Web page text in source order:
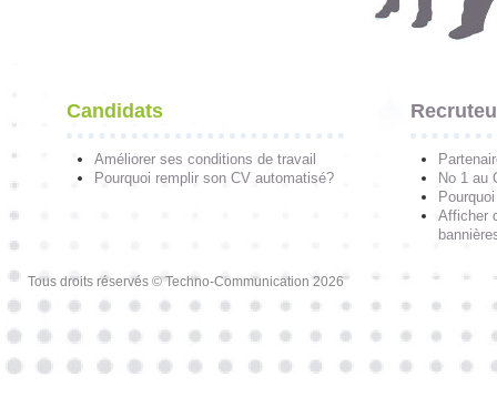
Candidats
Améliorer ses conditions de travail
Pourquoi remplir son CV automatisé?
No 1 au
Afficher
Tous droits réservés © Techno-Communication 2026